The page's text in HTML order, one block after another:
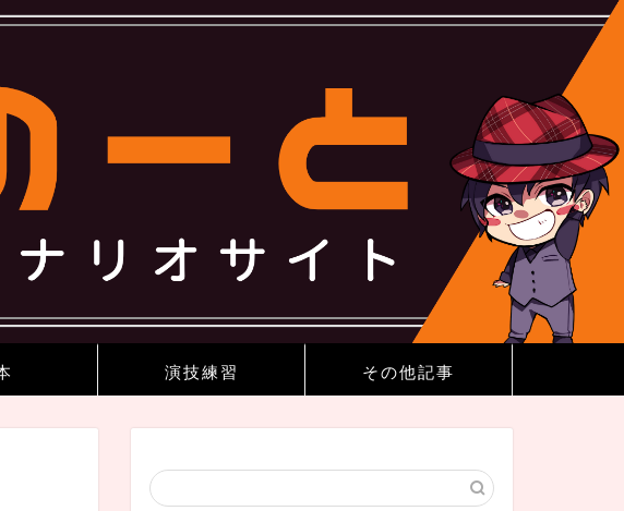
演技練習 その他記事